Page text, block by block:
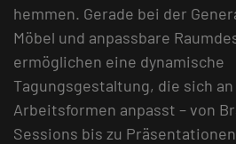
hemmen. Gerade bei der
Möbel und anpassbare
ermöglichen eine dynamische
Tagungsgestaltung, die sich
Arbeitsformen anpasst – von
Sessions bis zu